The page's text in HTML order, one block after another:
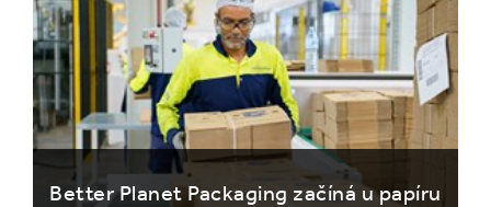
Better Planet Packaging začíná u papíru